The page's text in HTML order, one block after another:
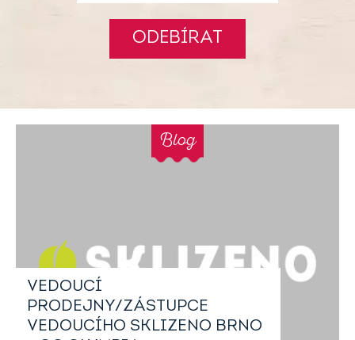
ODEBÍRAT
VEDOUCÍ
PRODEJNY/ZÁSTUPCE
VEDOUCÍHO SKLIZENO BRNO
Blog